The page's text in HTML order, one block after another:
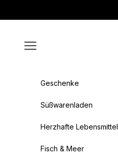
Menü
Geschenke
Süßwarenladen
Herzhafte Lebensmittel
Fisch & Meer